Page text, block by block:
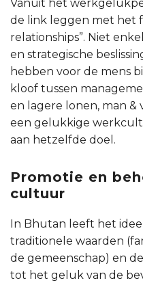
Vanuit het
de link leggen met het
relationships”. Niet
en strategische
hebben voor de mens
kloof tussen
en lagere lonen, man &
een gelukkige
aan hetzelfde doel.
Promotie en
cultuur
In Bhutan leeft het
traditionele waarden
de gemeenschap) en
tot het geluk van de